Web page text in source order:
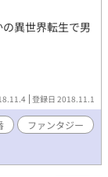
異世界転生で男
登録日 2018.11.1
ファンタジー